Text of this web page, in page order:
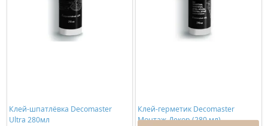
Клей-шпатлёвка Decomaster
Ultra 280мл
Клей-герметик Decomaster
Монтаж-Декор (280 мл)